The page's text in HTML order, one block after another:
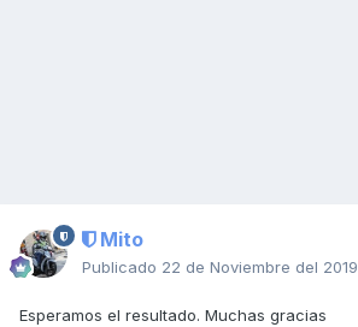
Mito
Publicado 22 de Noviembre del 2019
Esperamos el resultado. Muchas gracias